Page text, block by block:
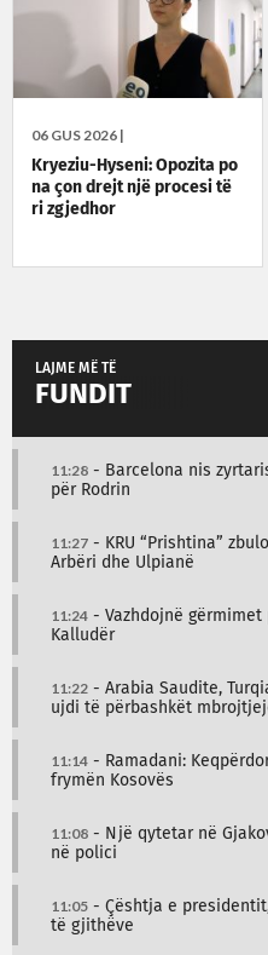
06 GUS 2026 |
Kryeziu-Hyseni: Opozita po
na çon drejt një procesi të
ri zgjedhor
LAJME MË TË
FUNDIT
11:28 - Barcelona nis
për Rodrin
11:27 - KRU “Prishtina”
Arbëri dhe Ulpianë
11:24 - Vazhdojnë
Kalludër
11:22 - Arabia Saudite,
ujdi të përbashkët
11:14 - Ramadani:
frymën Kosovës
11:08 - Një qytetar në
në polici
11:05 - Çështja e
të gjithëve